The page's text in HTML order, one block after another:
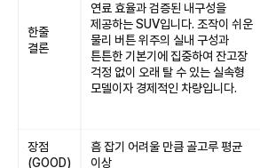
한줄
결론
연료 효율과 검증된 내구성을
제공하는 SUV입니다. 조작이 쉬운
물리 버튼 위주의 실내 구성과
튼튼한 기본기에 집중하여 잔고장
걱정 없이 오래 탈 수 있는 실속형
모델이자 경제적인 차량입니다.
장점
(GOOD)
흠 잡기 어려울 만큼 골고루 평균
이상